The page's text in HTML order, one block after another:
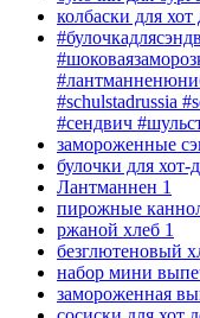
колбаски для хот
#schulstadrussia
#сендвич
замороженные
булочки для хот-
Лантманнен 1
пирожные
ржаной хлеб 1
безглютеновый
набор мини
замороженная